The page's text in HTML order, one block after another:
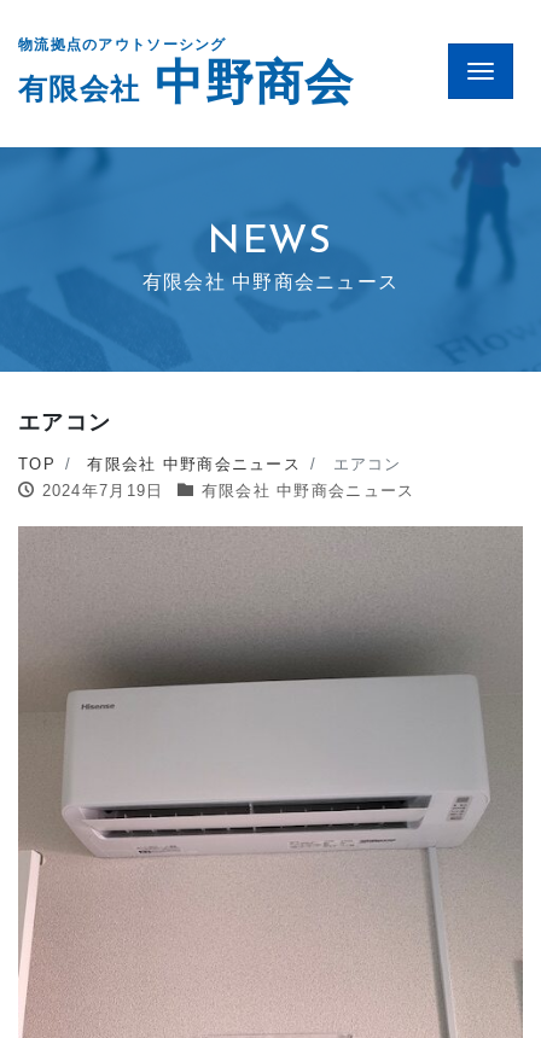
物流拠点のアウトソーシング
有限会社 中野商会 Menu
NEWS
有限会社 中野商会ニュース
エアコン
TOP 有限会社 中野商会ニュース
エアコン
2024年7月19日
有限会社 中野商会ニュース